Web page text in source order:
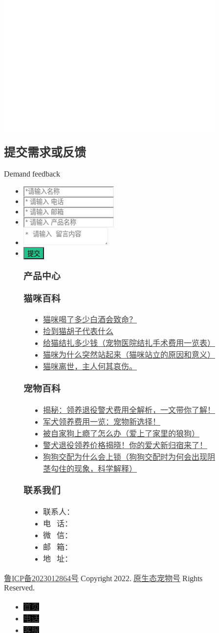
提交需求或反馈
Demand feedback
产品中心
猫咪百科
猫咪喝了多少白酒会致命？
捡到猫胡子代表什么
给猫结扎多少钱（宠物医院结扎手术费用一览表）
猫咪为什么突然站起来（猫咪站立的原因和意义）
猫咪离世，主人何其哀伤。
宠物百科
揭秘：领养退役警犬费用全解析，一文带你了解！
军犬领养费用一览：宠物新选择！
被自家狗上瘾了怎么办（爱上了家里的狼狗）
警犬退役领养价格揭晓！你的爱犬新归宿来了！
狗狗交配为什么会上锁（狗狗交配时为何会出现阴
茎勾住的现象，科学解释）
联系我们
联系人：
电 话：
微 信：
邮 箱：
地 址：
鲁ICP备2023012864号 Copyright 2022. 原生态宠物号 Rights
Reserved.
首页
电话
客服